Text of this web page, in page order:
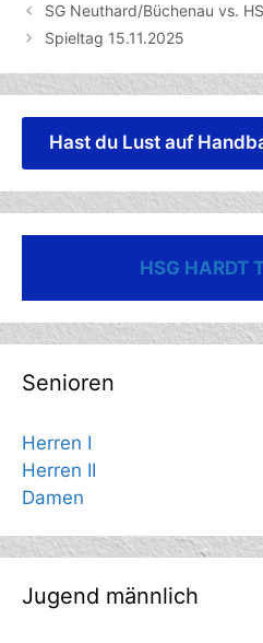
SG Neuthard/Büchenau vs.
Spieltag 15.11.2025
Hast du Lust auf
HSG HARDT
Senioren
Herren I
Herren II
Damen
Jugend männlich